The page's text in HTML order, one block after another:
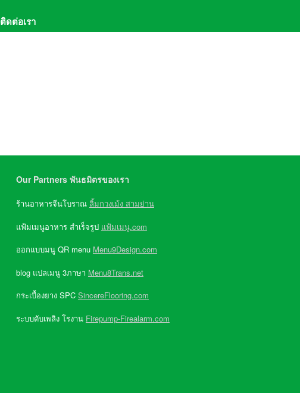
02-611-6069,081-957-9579
ติดต่อเรา
Our Partners พันธมิตรของเรา
ร้านอาหารจีนโบราณ ลิ้มกวงเม้ง สามย่าน
แฟ้มเมนูอาหาร สำเร็จรูป แฟ้มเมนู.com
ออกแบบมนู QR menu Menu9Design.com
blog แปลเมนู 3ภาษา Menu8Trans.net
กระเบื้องยาง SPC SincereFlooring.com
ระบบดับเพลิง โรงาน Firepump-Firealarm.com